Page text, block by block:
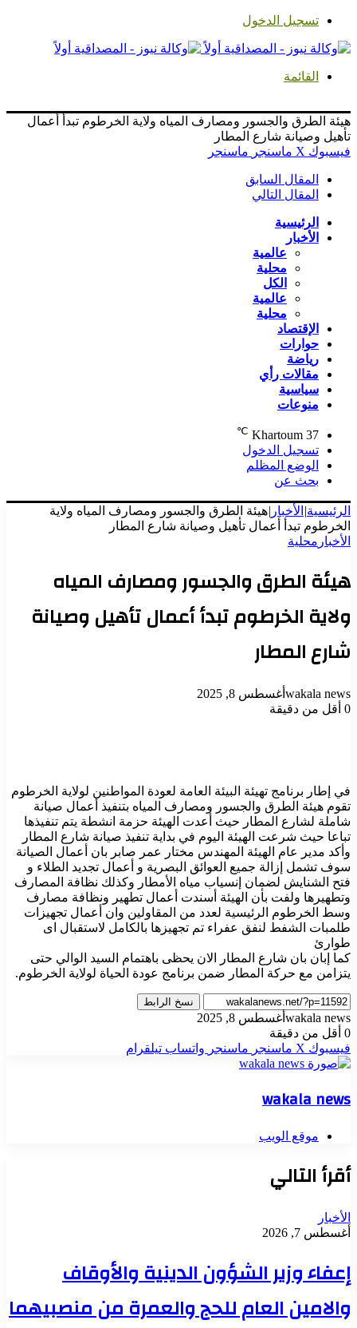
تسجيل الدخول
القائمة
هيئة الطرق والجسور ومصارف المياه ولاية الخرطوم تبدأ أعمال
تأهيل وصيانة شارع المطار
فيسبوك ‫X ماسنجر ماسنجر
المقال السابق
المقال التالي
الرئيسية
الأخبار
عالمية
محلية
الكل
عالمية
محلية
الإقتصاد
حوارات
رياضة
مقالات رأي
سياسية
منوعات
Khartoum 37
℃
تسجيل الدخول
الوضع المظلم
بحث عن
الرئيسية| الأخبار |هيئة الطرق والجسور ومصارف المياه ولاية
الخرطوم تبدأ أعمال تأهيل وصيانة شارع المطار
الأخبار محلية
هيئة الطرق والجسور ومصارف المياه
ولاية الخرطوم تبدأ أعمال تأهيل وصيانة
شارع المطار
wakala news أغسطس 8, 2025
0 أقل من دقيقة
في إطار برنامج تهيئة البيئة العامة لعودة المواطنين لولاية الخرطوم
تقوم هيئة الطرق والجسور ومصارف المياه بتنفيذ أعمال صيانة
شاملة لشارع المطار حيث أعدت الهيئة حزمة انشطة يتم تنفيذها
تباعا حيث شرعت الهيئة اليوم في بداية تنفيذ صيانة شارع المطار
وأكد مدير عام الهيئة المهندس مختار عمر صابر بان أعمال الصيانة
سوف تشمل إزالة جميع العوائق البصرية و أعمال تجديد الطلاء و
فتح الشنايش لضمان إنسياب مياه الأمطار وكذلك نظافة المصارف
وتطهيرها ولفت بأن الهيئة أسندت أعمال تطهير ونظافة مصارف
وسط الخرطوم الرئيسية لعدد من المقاولين وان أعمال تجهيزات
طلمبات الشفط لنفق عفراء تم تجهيزها بالكامل لاستقبال اى
طوارئ
كما إبان بان شارع المطار الان يحظى باهتمام السيد الوالي حتى
يتزامن مع حركة المطار ضمن برنامج عودة الحياة لولاية الخرطوم.
نسخ الرابط
wakala news أغسطس 8, 2025
0 أقل من دقيقة
فيسبوك ‫X ماسنجر ماسنجر واتساب تيلقرام
wakala news
موقع الويب
أقرأ التالي
الأخبار
أغسطس 7, 2026
إعفاء وزير الشؤون الدينية والأوقاف
والامين العام للحج والعمرة من منصبيهما